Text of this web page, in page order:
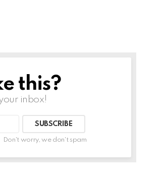
this?
inbox!
Don't worry, we don't spam